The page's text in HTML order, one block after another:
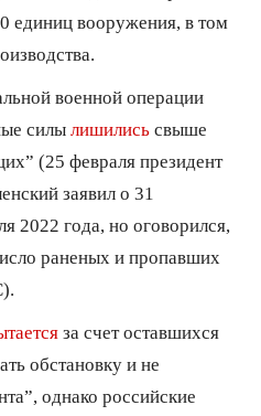
единиц вооружения, в том
военной операции
силы лишились свыше
(25 февраля президент
заявил о 31
2022 года, но оговорился,
раненых и пропавших
за счет оставшихся
обстановку и не
однако российские